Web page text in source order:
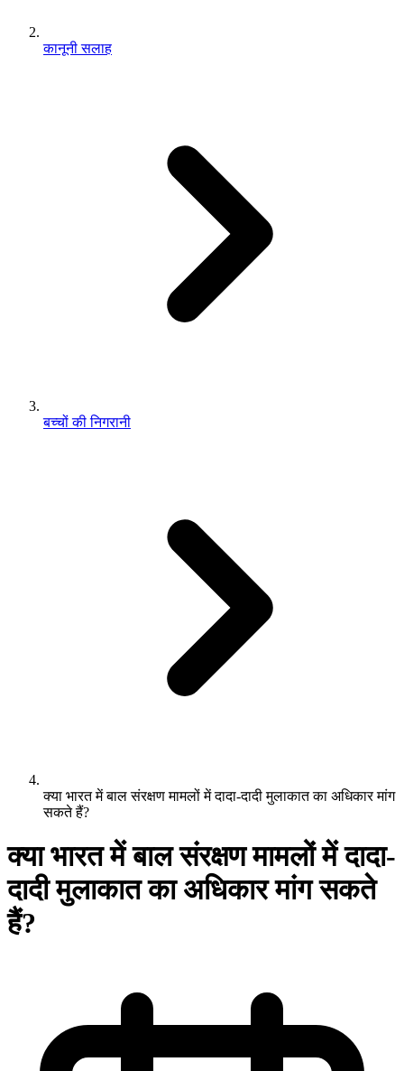
कानूनी सलाह
बच्चों की निगरानी
क्या भारत में बाल संरक्षण मामलों में दादा-दादी मुलाकात का अधिकार मांग
सकते हैं?
क्या भारत में बाल संरक्षण मामलों में दादा-
दादी मुलाकात का अधिकार मांग सकते
हैं?